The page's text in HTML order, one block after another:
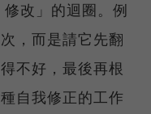
改」的迴圈。例
，而是請它先翻
不好，最後再根
自我修正的工作